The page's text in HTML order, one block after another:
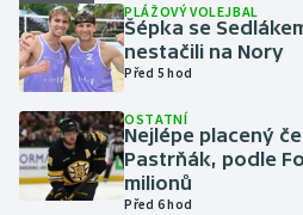
Motorsport
Olympijské hry
Parasport
Plavání
PLÁŽOVÝ VOLEJBAL
Šépka se
nestačili na Nory
Před 5 hod
OSTATNÍ
Nejlépe placený
Pastrňák, podle
milionů
Před 6 hod